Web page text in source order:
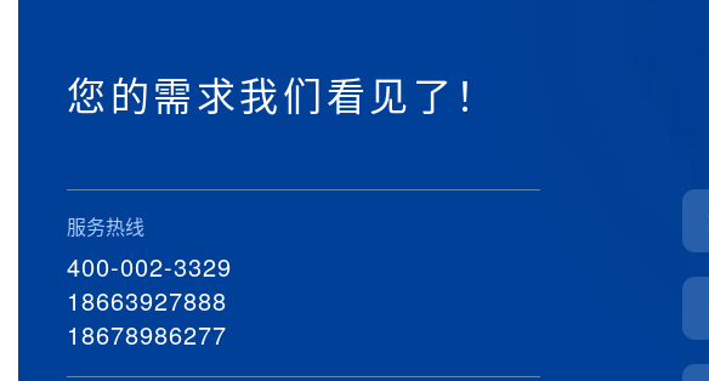
您的需求我们看见了！
服务热线
400-002-3329
18663927888
18678986277